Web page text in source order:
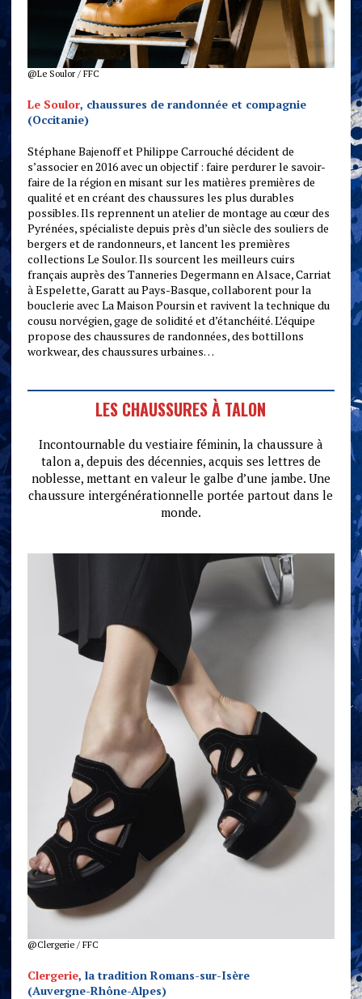
@Le Soulor / FFC
Le Soulor, chaussures de randonnée et compagnie
(Occitanie)
Stéphane Bajenoff et Philippe Carrouché décident de
s’associer en 2016 avec un objectif : faire perdurer le savoir-
faire de la région en misant sur les matières premières de
qualité et en créant des chaussures les plus durables
possibles. Ils reprennent un atelier de montage au cœur des
Pyrénées, spécialiste depuis près d’un siècle des souliers de
bergers et de randonneurs, et lancent les premières
collections Le Soulor. Ils sourcent les meilleurs cuirs
français auprès des Tanneries Degermann en Alsace, Carriat
à Espelette, Garatt au Pays-Basque, collaborent pour la
bouclerie avec La Maison Poursin et ravivent la technique du
cousu norvégien, gage de solidité et d’étanchéité. L’équipe
propose des chaussures de randonnées, des bottillons
workwear, des chaussures urbaines…
LES CHAUSSURES À TALON
Incontournable du vestiaire féminin, la chaussure à
talon a, depuis des décennies, acquis ses lettres de
noblesse, mettant en valeur le galbe d’une jambe. Une
chaussure intergénérationnelle portée partout dans le
monde.
@Clergerie / FFC
Clergerie, la tradition Romans-sur-Isère
(Auvergne-Rhône-Alpes)